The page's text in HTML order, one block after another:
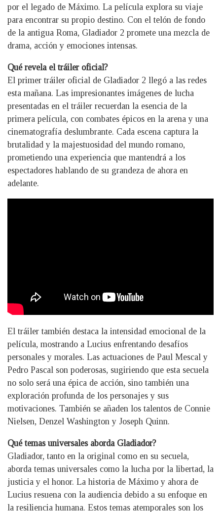
por el legado de Máximo. La película explora su viaje
para encontrar su propio destino. Con el telón de fondo
de la antigua Roma, Gladiador 2 promete una mezcla de
drama, acción y emociones intensas.
Qué revela el tráiler oficial?
El primer tráiler oficial de Gladiador 2 llegó a las redes
esta mañana. Las impresionantes imágenes de lucha
presentadas en el tráiler recuerdan la esencia de la
primera película, con combates épicos en la arena y una
cinematografía deslumbrante. Cada escena captura la
brutalidad y la majestuosidad del mundo romano,
prometiendo una experiencia que mantendrá a los
espectadores hablando de su grandeza de ahora en
adelante.
El tráiler también destaca la intensidad emocional de la
película, mostrando a Lucius enfrentando desafíos
personales y morales. Las actuaciones de Paul Mescal y
Pedro Pascal son poderosas, sugiriendo que esta secuela
no solo será una épica de acción, sino también una
exploración profunda de los personajes y sus
motivaciones. También se añaden los talentos de Connie
Nielsen, Denzel Washington y Joseph Quinn.
Qué temas universales aborda Gladiador?
Gladiador, tanto en la original como en su secuela,
aborda temas universales como la lucha por la libertad, la
justicia y el honor. La historia de Máximo y ahora de
Lucius resuena con la audiencia debido a su enfoque en
la resiliencia humana. Estos temas atemporales son los